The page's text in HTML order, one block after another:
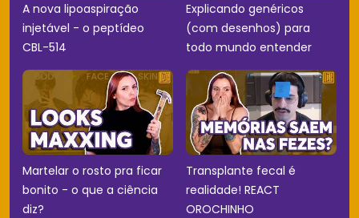
A nova lipoaspiração
injetável - o peptídeo
CBL-514
Explicando genéricos
(com desenhos) para
todo mundo entender
Martelar o rosto pra ficar
bonito - o que a ciência
diz?
Transplante fecal é
realidade! REACT
OROCHINHO